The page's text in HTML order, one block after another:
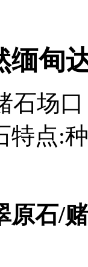
缅甸
场
特点:
原石/